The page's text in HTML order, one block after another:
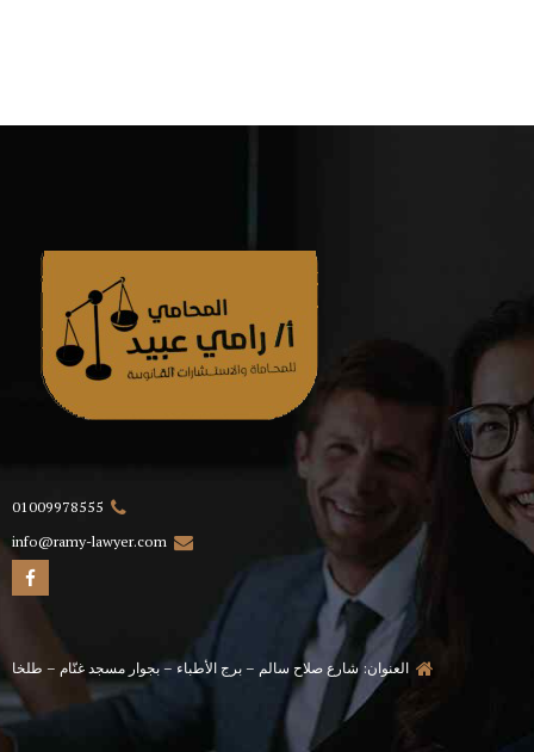
01009978555
info@ramy-lawyer.com
العنوان: شارع صلاح سالم – برج الأطباء – بجوار مسجد غنّام – طلخا